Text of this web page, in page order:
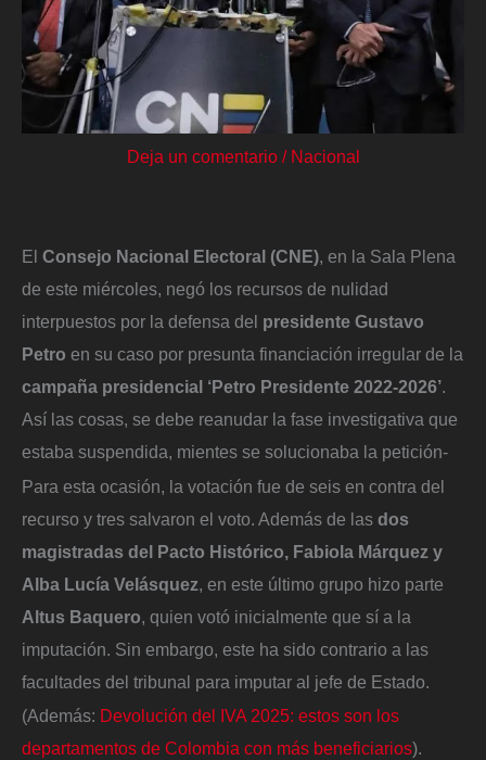
Deja un comentario / Nacional
El Consejo Nacional Electoral (CNE), en la Sala Plena
de este miércoles, negó los recursos de nulidad
interpuestos por la defensa del presidente Gustavo
Petro en su caso por presunta financiación irregular de la
campaña presidencial ‘Petro Presidente 2022-2026’.
Así las cosas, se debe reanudar la fase investigativa que
estaba suspendida, mientes se solucionaba la petición-
Para esta ocasión, la votación fue de seis en contra del
recurso y tres salvaron el voto. Además de las dos
magistradas del Pacto Histórico, Fabiola Márquez y
Alba Lucía Velásquez , en este último grupo hizo parte
Altus Baquero , quien votó inicialmente que sí a la
imputación. Sin embargo, este ha sido contrario a las
facultades del tribunal para imputar al jefe de Estado.
(Además: Devolución del IVA 2025: estos son los
departamentos de Colombia con más beneficiarios).